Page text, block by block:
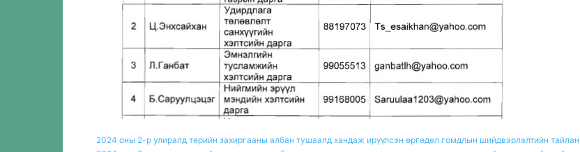
2024 оны 2-р улиралд төрийн захиргааны албан тушаалд хандаж ирүүлсэн өргөдөл гомдлын шийдвэрлэлтийн тайлан